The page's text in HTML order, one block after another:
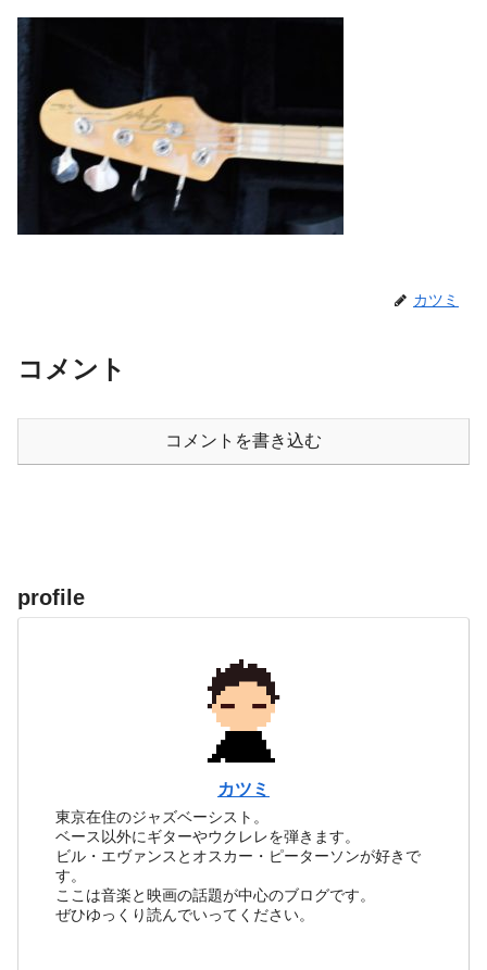
カツミ
コメント
コメントを書き込む
profile
カツミ
東京在住のジャズベーシスト。
ベース以外にギターやウクレレを弾きます。
ビル・エヴァンスとオスカー・ピーターソンが好きで
す。
ここは音楽と映画の話題が中心のブログです。
ぜひゆっくり読んでいってください。